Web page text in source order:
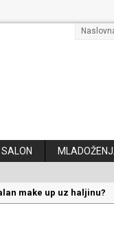
make up uz haljinu?